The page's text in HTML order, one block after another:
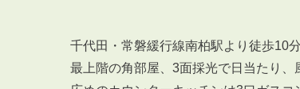
千代田・常磐緩行線南柏駅より徒歩10
最上階の角部屋、3面採光で日当たり、